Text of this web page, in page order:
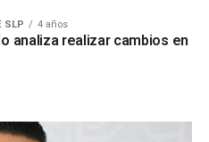
SLP 4 años
analiza realizar cambios en